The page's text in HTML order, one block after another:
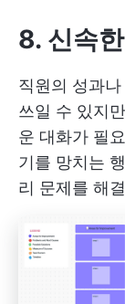
8. 신속
직원의 성과
쓰일 수 있지
운 대화가 필
기를 망치는
리 문제를 해